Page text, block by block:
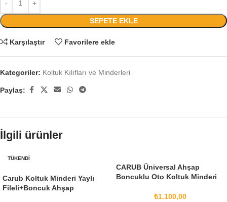
SEPETE EKLE
Karşılaştır Favorilere ekle
Kategoriler: Koltuk Kılıfları ve Minderleri
Paylaş:
İlgili ürünler
TÜKENDI
Carub Koltuk Minderi Yaylı
Fileli+Boncuk Ahşap
CARUB Üniversal Ahşap
Boncuklu Oto Koltuk Minderi
₺1.100,00